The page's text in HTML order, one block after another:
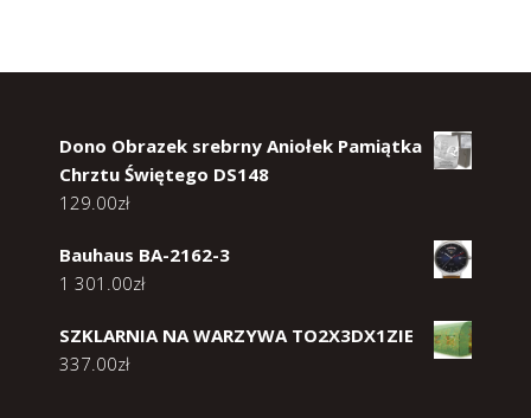
Dono Obrazek srebrny Aniołek Pamiątka
Chrztu Świętego DS148
129.00zł
Bauhaus BA-2162-3
1 301.00zł
SZKLARNIA NA WARZYWA TO2X3DX1ZIE
337.00zł